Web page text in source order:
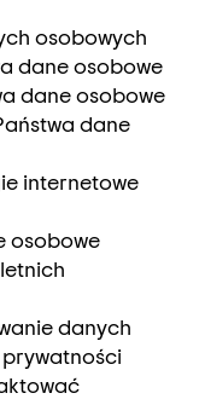
osobowych
dane osobowe
dane osobowe
dane
internetowe
osobowe
danych
prywatności